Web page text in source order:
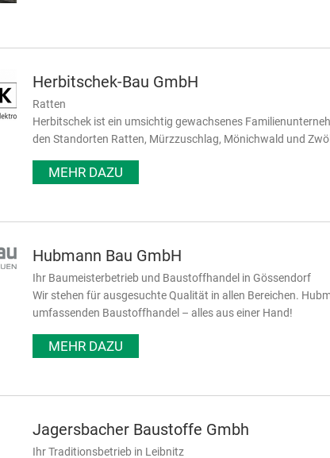
Herbitschek-Bau GmbH
Ratten
Herbitschek ist ein umsichtig gewachsenes
den Standorten Ratten, Mürzzuschlag, Mönichwald und
MEHR DAZU
Hubmann Bau GmbH
Ihr Baumeisterbetrieb und Baustoffhandel in Gössendorf
Wir stehen für ausgesuchte Qualität in allen Bereichen.
umfassenden Baustoffhandel – alles aus einer Hand!
MEHR DAZU
Jagersbacher Baustoffe Gmbh
Ihr Traditionsbetrieb in Leibnitz